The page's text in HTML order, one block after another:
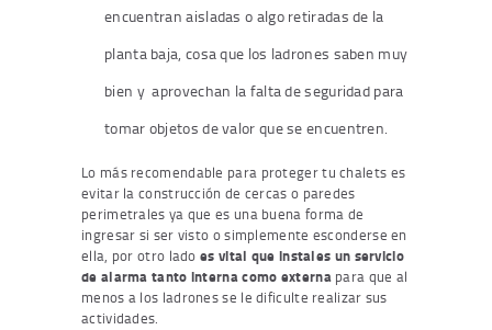
encuentran aisladas o algo retiradas de la
planta baja, cosa que los ladrones saben muy
bien y aprovechan la falta de seguridad para
tomar objetos de valor que se encuentren.
Lo más recomendable para proteger tu chalets es
evitar la construcción de cercas o paredes
perimetrales ya que es una buena forma de
ingresar si ser visto o simplemente esconderse en
ella, por otro ladoes vital que instales un servicio
de alarma tanto interna como externapara que al
menos a los ladrones se le dificulte realizar sus
actividades.